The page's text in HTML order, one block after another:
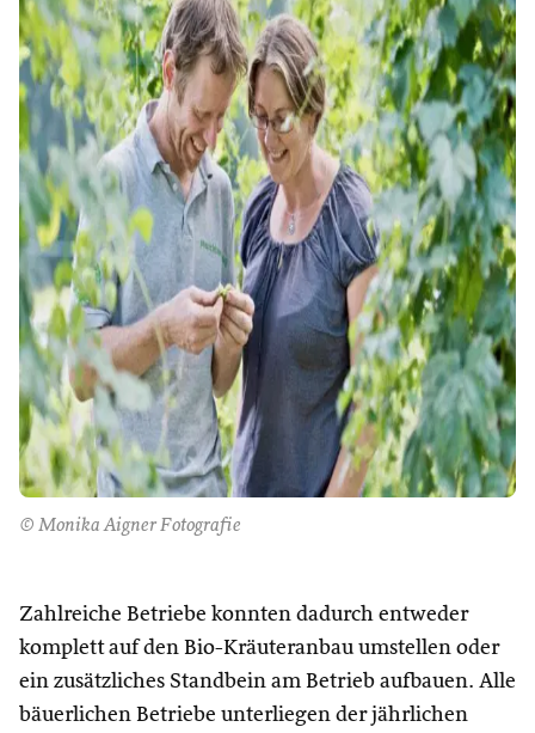
© Monika Aigner Fotografie
Zahlreiche Betriebe konnten dadurch entweder
komplett auf den Bio-Kräuteranbau umstellen oder
ein zusätzliches Standbein am Betrieb aufbauen. Alle
bäuerlichen Betriebe unterliegen der jährlichen